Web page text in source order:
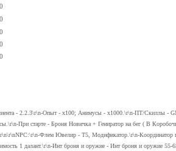
0
0
0
0
0
- 2.2.3\r\n-Опыт - х100; Анимусы - х1000.\r\n-ПТ/Скиллы -
При старте - Броня Новичка + Гениратор на бег ( В
Флем Ювелир - Т5, Модификатор.\r\n-
1 далант.\r\n-Инт броня и оружие - Инт броня и оружие